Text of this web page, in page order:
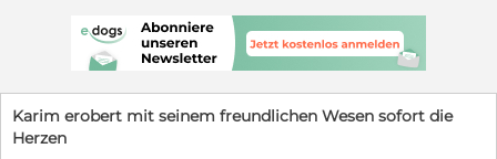
Karim erobert mit seinem freundlichen Wesen sofort die
Herzen